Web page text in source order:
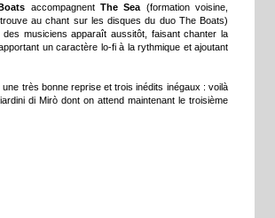
accompagnent The Sea (formation voisine,
au chant sur les disques du duo The Boats)
musiciens apparaît aussitôt, faisant chanter la
un caractère lo-fi à la rythmique et ajoutant
très bonne reprise et trois inédits inégaux : voilà
di Mirò dont on attend maintenant le troisième